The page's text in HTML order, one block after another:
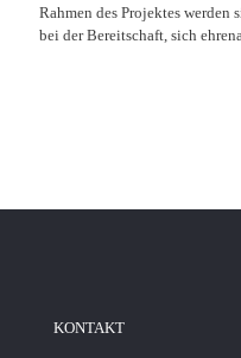
Rahmen des Projektes werden
bei der Bereitschaft, sich
KONTAKT